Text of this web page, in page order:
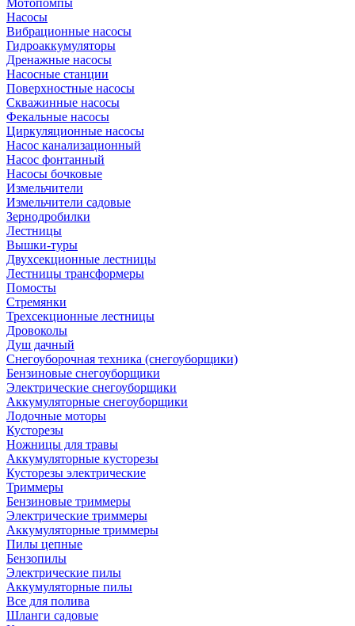
Мотопомпы
Насосы
Вибрационные насосы
Гидроаккумуляторы
Дренажные насосы
Насосные станции
Поверхностные насосы
Скважинные насосы
Фекальные насосы
Циркуляционные насосы
Насос канализационный
Насос фонтанный
Насосы бочковые
Измельчители
Измельчители садовые
Зернодробилки
Лестницы
Вышки-туры
Двухсекционные лестницы
Лестницы трансформеры
Помосты
Стремянки
Трехсекционные лестницы
Дровоколы
Душ дачный
Снегоуборочная техника (снегоуборщики)
Бензиновые снегоуборщики
Электрические снегоуборщики
Аккумуляторные снегоуборщики
Лодочные моторы
Кусторезы
Ножницы для травы
Аккумуляторные кусторезы
Кусторезы электрические
Триммеры
Бензиновые триммеры
Электрические триммеры
Аккумуляторные триммеры
Пилы цепные
Бензопилы
Электрические пилы
Аккумуляторные пилы
Все для полива
Шланги садовые